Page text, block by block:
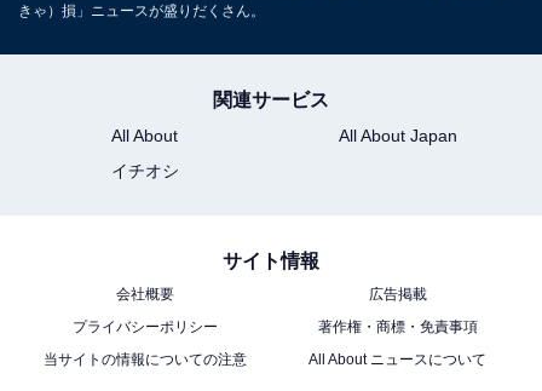
きゃ）損」ニュースが盛りだくさん。
関連サービス
All About
All About Japan
イチオシ
サイト情報
会社概要
広告掲載
プライバシーポリシー
著作権・商標・免責事項
当サイトの情報についての注意
All About ニュースについて